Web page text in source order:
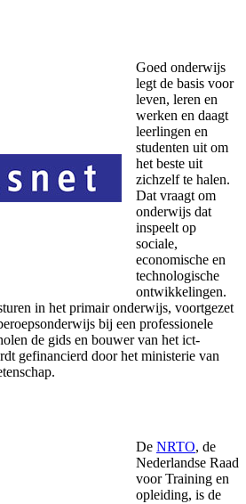
Goed onderwijs
legt de basis voor
leven, leren en
werken en daagt
leerlingen en
studenten uit om
het beste uit
zichzelf te halen.
Dat vraagt om
onderwijs dat
inspeelt op
sociale,
economische en
technologische
ontwikkelingen.
in het primair onderwijs, voortgezet
bij een professionele
de gids en bouwer van het ict-
gefinancierd door het ministerie van
De NRTO, de
Nederlandse Raad
voor Training en
opleiding, is de